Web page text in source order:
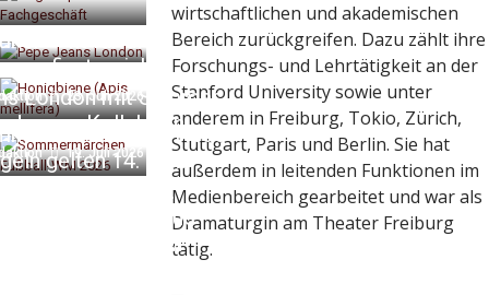
wirtschaftlichen und akademischen
Bereich zurückgreifen. Dazu zählt ihre
Forschungs- und Lehrtätigkeit an der
Stanford University sowie unter
anderem in Freiburg, Tokio, Zürich,
Stuttgart, Paris und Berlin. Sie hat
außerdem in leitenden Funktionen im
Medienbereich gearbeitet und war als
Dramaturgin am Theater Freiburg
tätig.
– fit für die
23. Juli 2026
London mit Summer
neuer Kollektion
19. Juli 2026
der Honig? – Neue
gelten 14. Juni
2026:
bringt drei neue
zur Fußball-WM